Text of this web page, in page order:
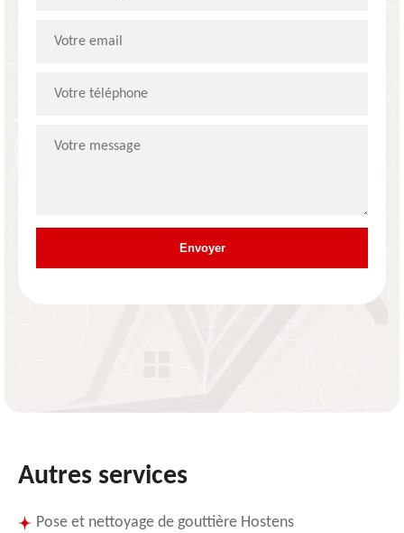
Autres services
Pose et nettoyage de gouttière Hostens